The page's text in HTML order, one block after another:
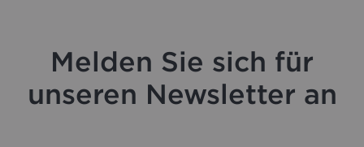
Melden Sie sich für
unseren Newsletter an